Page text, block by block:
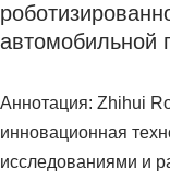
автомобильной
Аннотация: Zhihui
инновационная
исследованиями и